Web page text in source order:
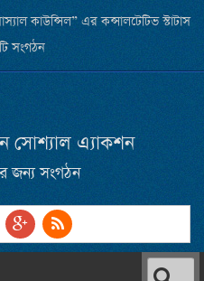
কাউন্সিল” এর কন্সালটেটিভ স্টাটাস
সংগঠন
সোশ্যাল এ্যাকশন
জন্য সংগঠন
Link
to
Google
RSS
Feed